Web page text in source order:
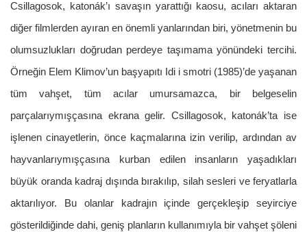
Csillagosok, katonák’ı savaşın yarattığı kaosu, acıları aktaran
diğer filmlerden ayıran en önemli yanlarından biri, yönetmenin bu
olumsuzlukları doğrudan perdeye taşımama yönündeki tercihi.
Örneğin Elem Klimov’un başyapıtı Idi i smotri (1985)’de yaşanan
tüm vahşet, tüm acılar umursamazca, bir belgeselin
parçalarıymışçasına ekrana gelir. Csillagosok, katonák’ta ise
işlenen cinayetlerin, önce kaçmalarına izin verilip, ardından av
hayvanlarıymışçasına kurban edilen insanların yaşadıkları
büyük oranda kadraj dışında bırakılıp, silah sesleri ve feryatlarla
aktarılıyor. Bu olanlar kadrajın içinde gerçekleşip seyirciye
gösterildiğinde dahi, geniş planların kullanımıyla bir vahşet şöleni